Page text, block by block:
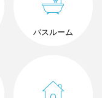
バスルーム